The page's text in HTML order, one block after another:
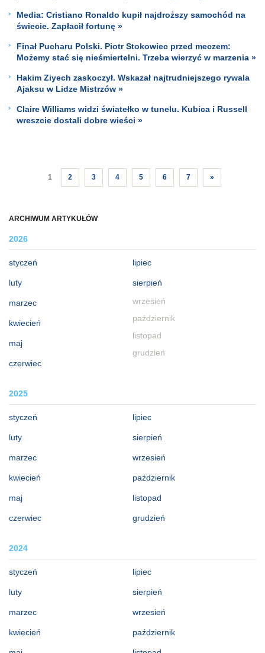
ARCHIWUM ARTYKUŁÓW
2026
styczeń
luty
marzec
kwiecień
maj
czerwiec
lipiec
sierpień
wrzesień
październik
listopad
grudzień
2025
styczeń
luty
marzec
kwiecień
maj
czerwiec
lipiec
sierpień
wrzesień
październik
listopad
grudzień
2024
styczeń
luty
marzec
kwiecień
lipiec
sierpień
wrzesień
październik
Media: Cristiano Ronaldo kupił najdroższy samochód na
świecie. Zapłacił fortunę »
Finał Pucharu Polski. Piotr Stokowiec przed meczem:
Możemy stać się nieśmiertelni. Trzeba wierzyć w marzenia »
Hakim Ziyech zaskoczył. Wskazał najtrudniejszego rywala
Ajaksu w Lidze Mistrzów »
Claire Williams widzi światełko w tunelu. Kubica i Russell
wreszcie dostali dobre wieści »
1 2 3 4 5 6 7 »